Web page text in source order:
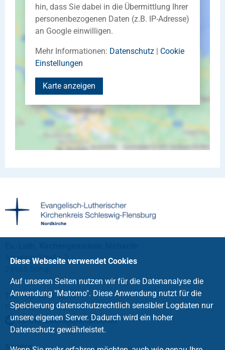
hin, dass Sie dabei in die Übermittlung Ihrer
personenbezogenen Daten (z.B. IP-Adresse)
an Google einwilligen.
Mehr Informationen: Datenschutz | Cookie
Einstellungen
Karte anzeigen
Angelner Straße 2
Tel.: +49 4635 2204
Fax: +49 4635 293926
kirchenbuero@nieharde.de
Service
Diese Webseite verwendet Cookies
Auf unseren Seiten nutzen wir für die Datenanalyse die
Anwendung "Matomo". Diese Anwendung nutzt für die
Speicherung datenschutzrechtlich sensibler Logdaten nur
unsere eigenen Server. Dadurch wird ein hoher
Datenschutz gewährleistet.